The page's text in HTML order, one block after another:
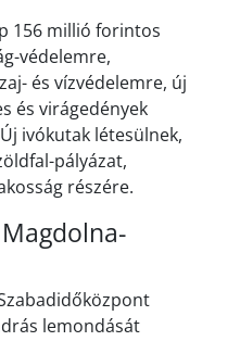
156 millió forintos
védelemre,
és vízvédelemre, új
és virágedények
ivókutak létesülnek,
pályázat,
részére.
lemondását